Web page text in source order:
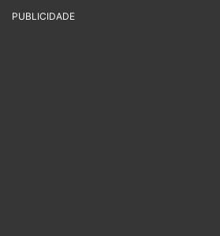
PUBLICIDADE